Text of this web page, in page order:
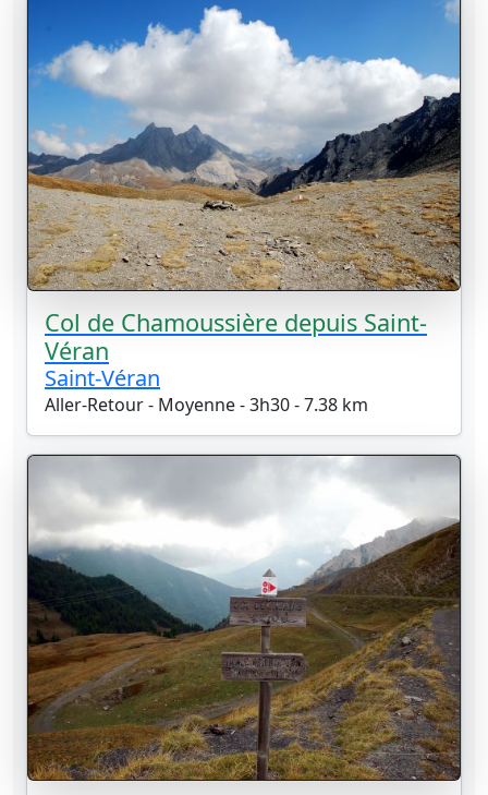
Col de Chamoussière depuis Saint-
Véran
Saint-Véran
Aller-Retour - Moyenne - 3h30 - 7.38 km